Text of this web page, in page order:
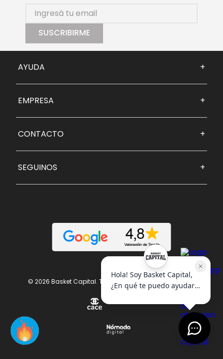
SUSCRIBIRME
AYUDA +
EMPRESA +
CONTACTO +
SEGUINOS +
© 2026 Basket Capital. Todos los derechos reservados